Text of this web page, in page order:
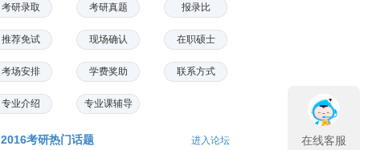
考研录取 考研真题 报录比
推荐免试 现场确认 在职硕士
考场安排 学费奖助 联系方式
专业介绍 专业课辅导
2016考研热门话题 进入论坛 在线客服